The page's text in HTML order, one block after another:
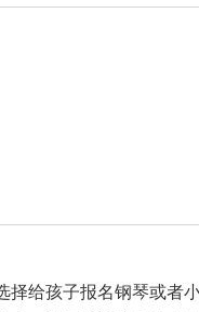
给孩子报名钢琴或者